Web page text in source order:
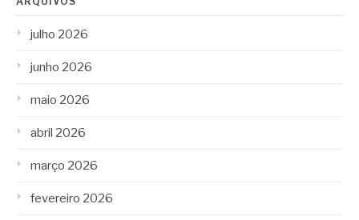
julho 2026
junho 2026
maio 2026
abril 2026
março 2026
fevereiro 2026